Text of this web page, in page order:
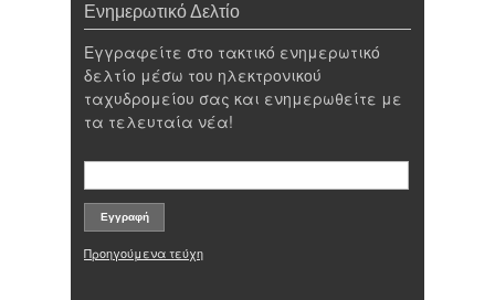
Ενημερωτικό Δελτίο
Εγγραφείτε στο τακτικό ενημερωτικό
δελτίο μέσω του ηλεκτρονικού
ταχυδρομείου σας και ενημερωθείτε με
τα τελευταία νέα!
Προηγούμενα τεύχη